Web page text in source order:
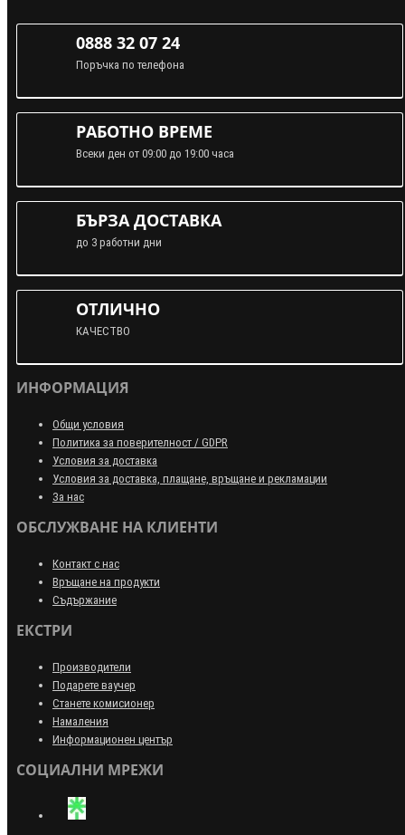
0888 32 07 24
Поръчка по телефона
РАБОТНО ВРЕМЕ
Всеки ден от 09:00 до 19:00 часа
БЪРЗА ДОСТАВКА
до 3 работни дни
ОТЛИЧНО
КАЧЕСТВО
ИНФОРМАЦИЯ
Общи условия
Политика за поверителност / GDPR
Условия за доставка
Условия за доставка, плащане, връщане и рекламации
За нас
ОБСЛУЖВАНЕ НА КЛИЕНТИ
Контакт с нас
Връщане на продукти
Съдържание
ЕКСТРИ
Производители
Подарете ваучер
Станете комисионер
Намаления
Информационен център
СОЦИАЛНИ МРЕЖИ